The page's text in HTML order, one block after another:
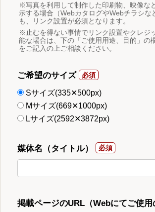
※写真を利用して制作した印刷物、映像な
示する場合（WebカタログやWebチラシな
も、リンク設置が必須となります。
※止むを得ない事情でリンク設置やクレジ
能な場合は、下の「ご使用用途、目的」の
をご記入の上ご相談ください。
ご希望のサイズ
Sサイズ(335✕500px)
Mサイズ(669✕1000px)
Lサイズ(2592✕3872px)
媒体名（タイトル）
掲載ページのURL（Webにてご使用